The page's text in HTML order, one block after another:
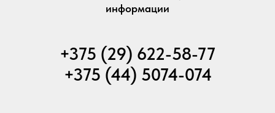
информации
+375 (29) 622-58-77
+375 (44) 5074-074